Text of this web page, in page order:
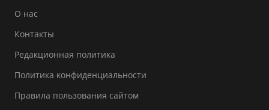
О нас
Контакты
Редакционная политика
Политика конфиденциальности
Правила пользования сайтом